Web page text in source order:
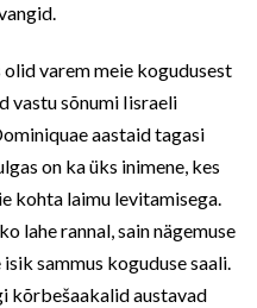
varem meie kogudusest
vastu sõnumi Iisraeli
aastaid tagasi
on ka üks inimene, kes
kohta laimu levitamisega.
lahe rannal, sain nägemuse
sammus koguduse saali.
kõrbešaakalid austavad